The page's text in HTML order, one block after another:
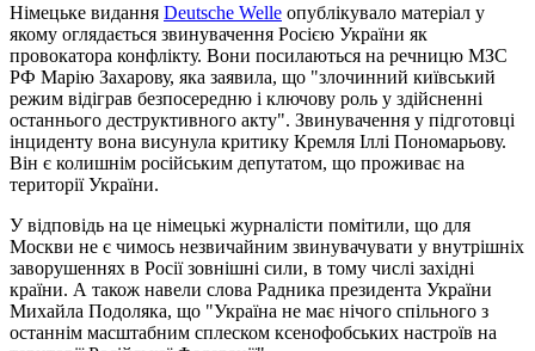
Німецьке видання Deutsche Welle опублікувало матеріал у
якому оглядається звинувачення Росією України як
провокатора конфлікту. Вони посилаються на речницю МЗС
РФ Марію Захарову, яка заявила, що "злочинний київський
режим відіграв безпосередню і ключову роль у здійсненні
останнього деструктивного акту". Звинувачення у підготовці
інциденту вона висунула критику Кремля Іллі Пономарьову.
Він є колишнім російським депутатом, що проживає на
території України.
У відповідь на це німецькі журналісти помітили, що для
Москви не є чимось незвичайним звинувачувати у внутрішніх
заворушеннях в Росії зовнішні сили, в тому числі західні
країни. А також навели слова Радника президента України
Михайла Подоляка, що "Україна не має нічого спільного з
останнім масштабним сплеском ксенофобських настроїв на